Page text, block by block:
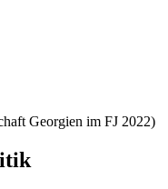
Georgien im FJ 2022)